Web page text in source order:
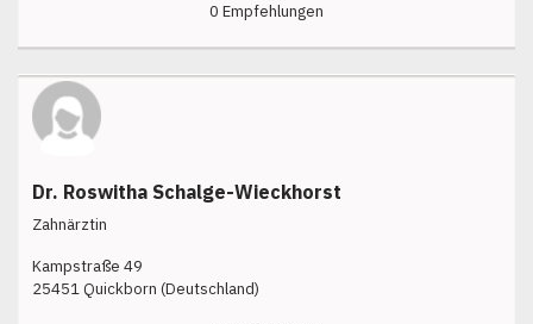
0 Empfehlungen
Dr. Roswitha Schalge-Wieckhorst
Zahnärztin
Kampstraße 49
25451 Quickborn (Deutschland)